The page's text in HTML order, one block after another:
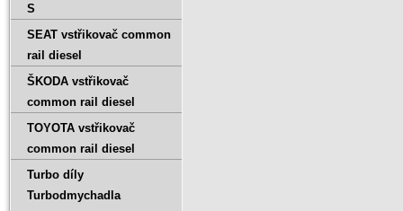
S
SEAT vstřikovač common
rail diesel
ŠKODA vstřikovač
common rail diesel
TOYOTA vstřikovač
common rail diesel
Turbo díly
Turbodmychadla